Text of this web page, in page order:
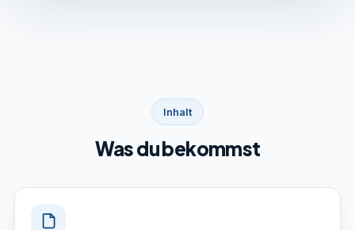
Inhalt
Was du bekommst